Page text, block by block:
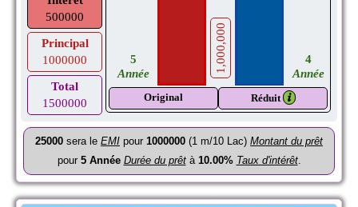
500000
Principal
1000000
Total
1500000
5
Année
1,000,000
4
Année
Original Réduit 𝒊
25000 sera le EMI pour 1000000 (1 m/10 Lac) Montant du prêt
pour 5 Année Durée du prêtà 10.00% Taux d'intérêt.